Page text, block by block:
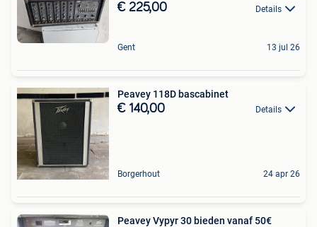
€ 225,00 Details
Gent 13 jul 26
Peavey 118D bascabinet
€ 140,00 Details
Borgerhout 24 apr 26
Peavey Vypyr 30 bieden vanaf 50€